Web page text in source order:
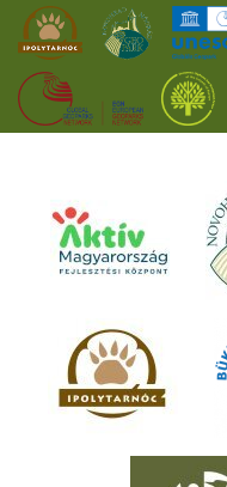
ŐSVILÁGI POMPEJI
SZOLGÁLTATÁSOK
PROGRAMOK
HÍREK